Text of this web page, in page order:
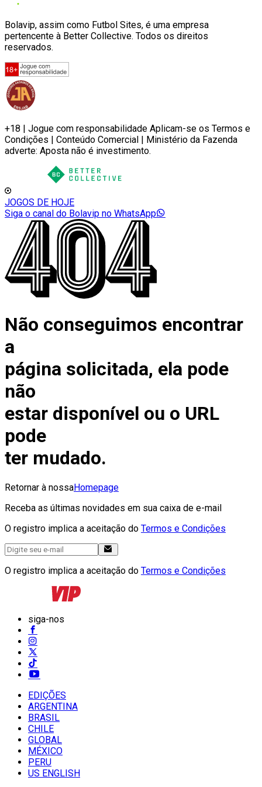
Bolavip, assim como Futbol Sites, é uma empresa
pertencente à Better Collective. Todos os direitos
reservados.
+18 | Jogue com responsabilidade Aplicam-se os Termos e
Condições | Conteúdo Comercial | Ministério da Fazenda
adverte: Aposta não é investimento.
JOGOS DE HOJE
Siga o canal do Bolavip no WhatsApp
Não conseguimos encontrar
a
página solicitada, ela pode
não
estar disponível ou o URL
pode
ter mudado.
Retornar à nossaHomepage
Receba as últimas novidades em sua caixa de e-mail
O registro implica a aceitação do Termos e Condições
O registro implica a aceitação do Termos e Condições
siga-nos
EDIÇÕES
ARGENTINA
BRASIL
CHILE
GLOBAL
MÉXICO
PERU
US ENGLISH